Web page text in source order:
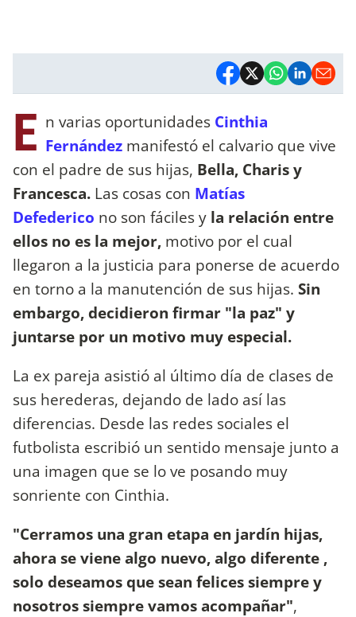
E n varias oportunidades Cinthia
Fernández manifestó el calvario que vive
con el padre de sus hijas, Bella, Charis y
Francesca. Las cosas con Matías
Defederico no son fáciles y la relación entre
ellos no es la mejor, motivo por el cual
llegaron a la justicia para ponerse de acuerdo
en torno a la manutención de sus hijas. Sin
embargo, decidieron firmar "la paz" y
juntarse por un motivo muy especial.
La ex pareja asistió al último día de clases de
sus herederas, dejando de lado así las
diferencias. Desde las redes sociales el
futbolista escribió un sentido mensaje junto a
una imagen que se lo ve posando muy
sonriente con Cinthia.
"Cerramos una gran etapa en jardín hijas,
ahora se viene algo nuevo, algo diferente ,
solo deseamos que sean felices siempre y
nosotros siempre vamos acompañar",